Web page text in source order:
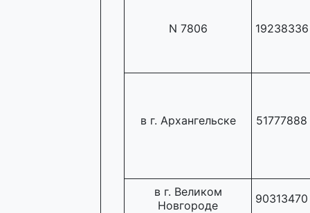
N 7806 19238336
в г. Архангельске 51777888
в г. Великом
Новгороде
90313470